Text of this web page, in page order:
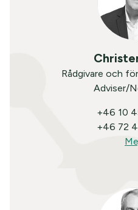
Rådgivare och
Adviser/
+46 10
+46 72